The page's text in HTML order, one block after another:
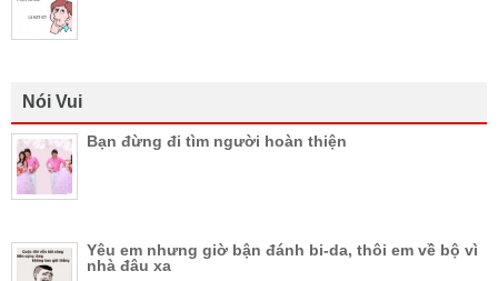
Nói Vui
Bạn đừng đi tìm người hoàn thiện
Yêu em nhưng giờ bận đánh bi-da, thôi em về bộ vì
nhà đâu xa